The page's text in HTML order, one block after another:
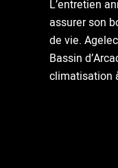
L’entretien
assurer son
de vie.
Bassin
climatisation